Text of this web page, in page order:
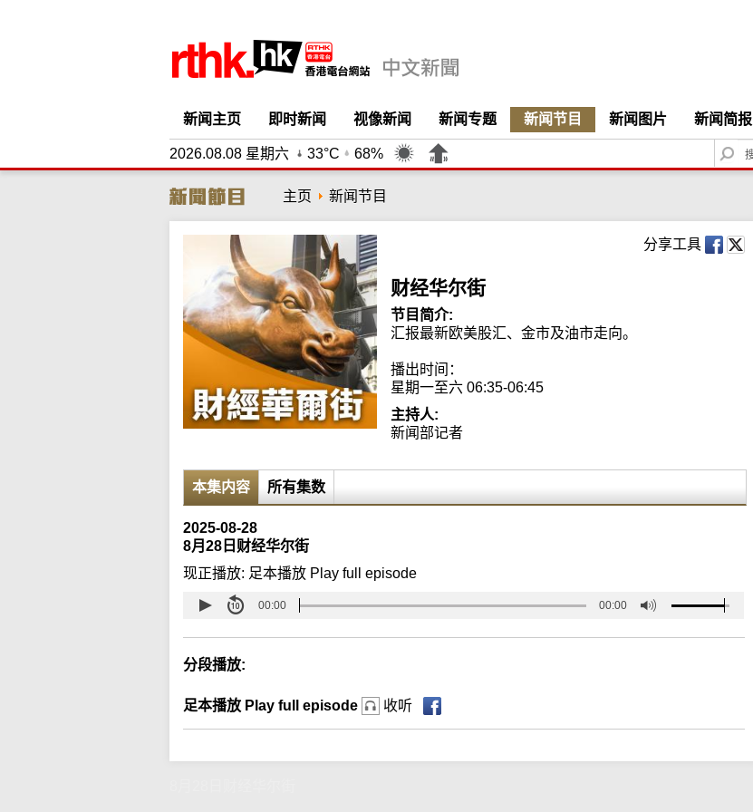
新闻主页 即时新闻 视像新闻 新闻专题 新闻节目 新闻图片 新闻简报
2026.08.08 星期六 33°C 68%
S
e
c
h
主页 新闻节目
分享工具
财经华尔街
节目简介:
汇报最新欧美股汇、金市及油市走向。
播出时间：
星期一至六 06:35-06:45
主持人:
新闻部记者
本集内容 所有集数
2025-08-28
8月28日财经华尔街
现正播放: 足本播放 Play full episode
00:00 00:00
分段播放:
足本播放 Play full episode 收听